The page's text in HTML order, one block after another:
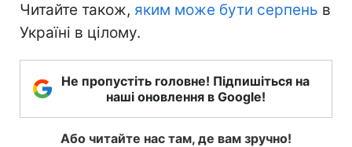
Читайте також, яким може бути серпень в
Україні в цілому.
Не пропустіть головне! Підпишіться на
наші оновлення в Google!
Або читайте нас там, де вам зручно!